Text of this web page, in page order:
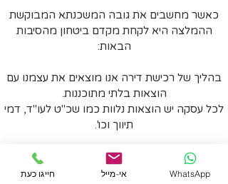
כאשר מחשבים את גובה המשכנתא המבוקשת
ההמלצה היא לקחת מקדם ביטחון מהסיבות
הבאות:
בהליך של רכישת דירה אנו מוצאים את עצמנו עם
הוצאות בלתי מתוכננות.
לכל עסקה יש הוצאות נלוות כמו שכ"ט לעו"ד, דמי
תיווך וכו'.
2. הגשת בקשה לאישור עקרוני ראשוני מאחד
הבנקים בטרם חתימת חוזה.חייגו כעת אי-מייל WhatsApp